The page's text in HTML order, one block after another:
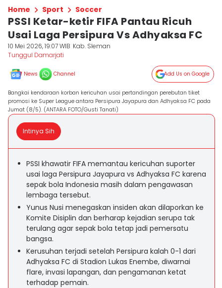
Home Sport Soccer
PSSI Ketar-ketir FIFA Pantau Ricuh
Usai Laga Persipura Vs Adhyaksa FC
10 Mei 2026, 19:07 WIB Kab. Sleman
Tunggul Damarjati
News Channel Add Us on Google
Bangkai kendaraan korban kericuhan usai pertandingan perebutan tiket
promosi ke Super League antara Persipura Jayapura dan Adhyaksa FC pada
Jumat (8/5). (ANTARA FOTO/Gusti Tanati)
Intinya Sih
PSSI khawatir FIFA memantau kericuhan suporter
usai laga Persipura Jayapura vs Adhyaksa FC karena
sepak bola Indonesia masih dalam pengawasan
lembaga tersebut.
Yunus Nusi menegaskan insiden akan dilaporkan ke
Komite Disiplin dan berharap kejadian serupa tak
terulang agar sepak bola tetap jadi pemersatu
bangsa.
Kerusuhan terjadi setelah Persipura kalah 0-1 dari
Adhyaksa FC di Stadion Lukas Enembe, diwarnai
flare, invasi lapangan, dan pengamanan ketat
terhadap pemain.